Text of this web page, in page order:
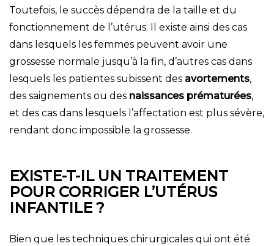
Toutefois, le succès dépendra de la taille et du
fonctionnement de l’utérus. Il existe ainsi des cas
dans lesquels les femmes peuvent avoir une
grossesse normale jusqu’à la fin, d’autres cas dans
lesquels les patientes subissent des avortements,
des saignements ou des naissances prématurées,
et des cas dans lesquels l’affectation est plus sévère,
rendant donc impossible la grossesse.
EXISTE-T-IL UN TRAITEMENT
POUR CORRIGER L’UTÉRUS
INFANTILE ?
Bien que les techniques chirurgicales qui ont été